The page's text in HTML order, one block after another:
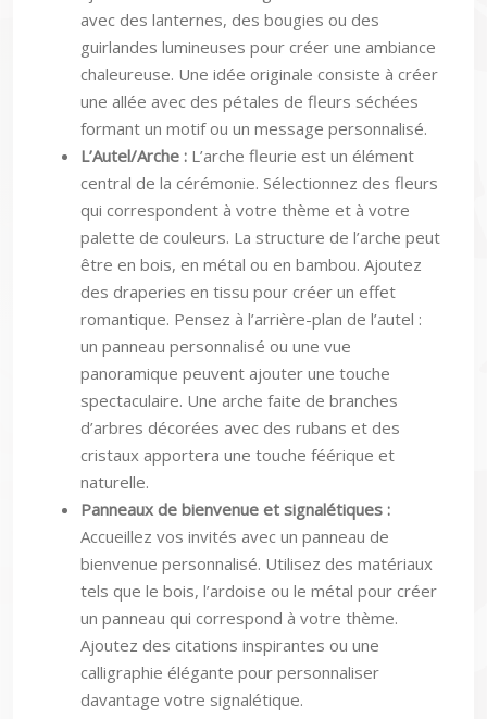
avec des lanternes, des bougies ou des
guirlandes lumineuses pour créer une ambiance
chaleureuse. Une idée originale consiste à créer
une allée avec des pétales de fleurs séchées
formant un motif ou un message personnalisé.
L’Autel/Arche : L’arche fleurie est un élément
central de la cérémonie. Sélectionnez des fleurs
qui correspondent à votre thème et à votre
palette de couleurs. La structure de l’arche peut
être en bois, en métal ou en bambou. Ajoutez
des draperies en tissu pour créer un effet
romantique. Pensez à l’arrière-plan de l’autel :
un panneau personnalisé ou une vue
panoramique peuvent ajouter une touche
spectaculaire. Une arche faite de branches
d’arbres décorées avec des rubans et des
cristaux apportera une touche féérique et
naturelle.
Panneaux de bienvenue et signalétiques :
Accueillez vos invités avec un panneau de
bienvenue personnalisé. Utilisez des matériaux
tels que le bois, l’ardoise ou le métal pour créer
un panneau qui correspond à votre thème.
Ajoutez des citations inspirantes ou une
calligraphie élégante pour personnaliser
davantage votre signalétique.